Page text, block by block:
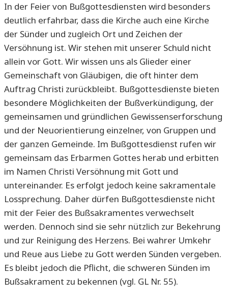
In der Feier von Bußgottesdiensten wird besonders
deutlich erfahrbar, dass die Kirche auch eine Kirche
der Sünder und zugleich Ort und Zeichen der
Versöhnung ist. Wir stehen mit unserer Schuld nicht
allein vor Gott. Wir wissen uns als Glieder einer
Gemeinschaft von Gläubigen, die oft hinter dem
Auftrag Christi zurückbleibt. Bußgottesdienste bieten
besondere Möglichkeiten der Bußverkündigung, der
gemeinsamen und gründlichen Gewissenserforschung
und der Neuorientierung einzelner, von Gruppen und
der ganzen Gemeinde. Im Bußgottesdienst rufen wir
gemeinsam das Erbarmen Gottes herab und erbitten
im Namen Christi Versöhnung mit Gott und
untereinander. Es erfolgt jedoch keine sakramentale
Lossprechung. Daher dürfen Bußgottesdienste nicht
mit der Feier des Bußsakramentes verwechselt
werden. Dennoch sind sie sehr nützlich zur Bekehrung
und zur Reinigung des Herzens. Bei wahrer Umkehr
und Reue aus Liebe zu Gott werden Sünden vergeben.
Es bleibt jedoch die Pflicht, die schweren Sünden im
Bußsakrament zu bekennen (vgl. GL Nr. 55).